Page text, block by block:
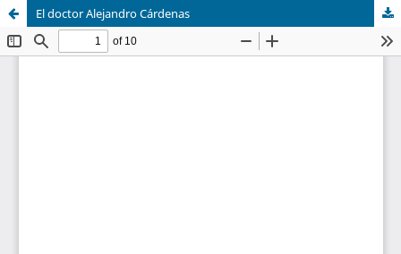
El doctor Alejandro Cárdenas